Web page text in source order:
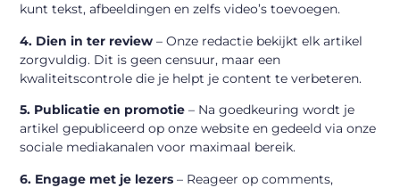
kunt tekst, afbeeldingen en zelfs video’s toevoegen.
4. Dien in ter review – Onze redactie bekijkt elk artikel
zorgvuldig. Dit is geen censuur, maar een
kwaliteitscontrole die je helpt je content te verbeteren.
5. Publicatie en promotie – Na goedkeuring wordt je
artikel gepubliceerd op onze website en gedeeld via onze
sociale mediakanalen voor maximaal bereik.
6. Engage met je lezers – Reageer op comments,